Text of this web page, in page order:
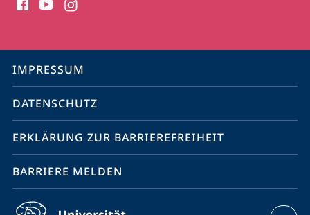
Media
Service-
Navigation
IMPRESSUM
DATENSCHUTZ
ERKLÄRUNG ZUR BARRIEREFREIHEIT
BARRIERE MELDEN